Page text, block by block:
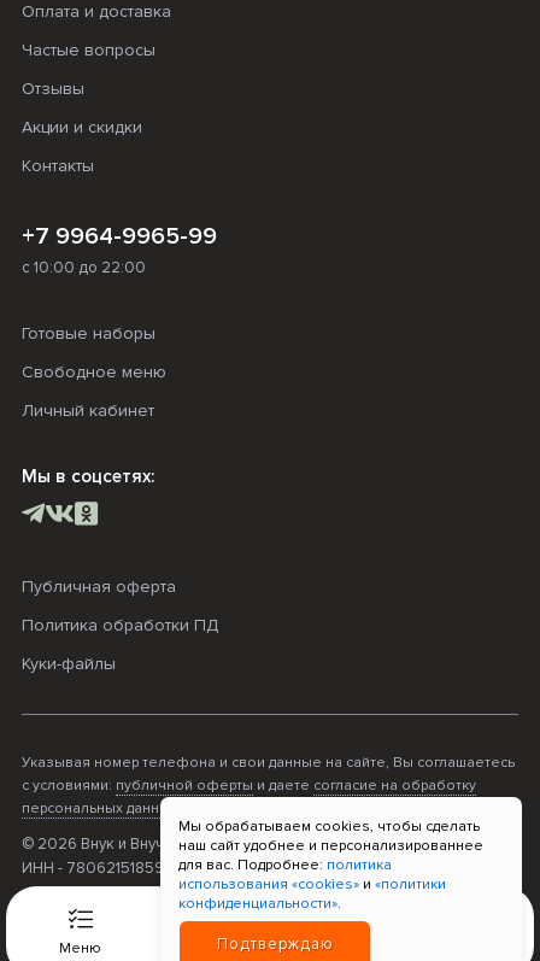
Мы обрабатываем cookies, чтобы сделать
наш сайт удобнее и персонализированнее
для вас. Подробнее: политика
использования «cookies» и «политики
конфиденциальности».
Подтверждаю
Меню Связь Корзина
Оплата и доставка
Частые вопросы
Отзывы
Акции и скидки
Контакты
+7 9964-9965-99
с 10:00 до 22:00
Готовые наборы
Свободное меню
Личный кабинет
Мы в соцсетях:
Публичная оферта
Политика обработки ПД
Куки-файлы
Указывая номер телефона и свои данные на сайте, Вы соглашаетесь
с условиями: публичной оферты и даете согласие на обработку
персональных данных
© 2026 Внук и Внучка. ОГРНИП - 316470400068995;
ИНН - 780621518596; Прием платежей «Т-Банк»